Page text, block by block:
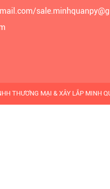
THƯƠNG MẠI & XÂY LẮP MINH